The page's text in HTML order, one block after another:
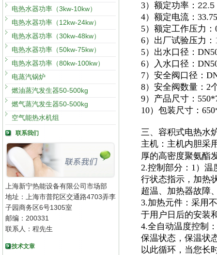
电热水器功率（3kw-10kw）
电热水器功率（12kw-24kw）
电热水器功率（30kw-48kw）
电热水器功率（50kw-75kw）
电热水器功率（80kw-100kw）
电蒸汽锅炉
燃油蒸汽发生器50-500kg
燃气蒸汽发生器50-500kg
空气能热水机组
联系我们
上海新宁热能设备有限公司市场部
地址：上海市普陀区交通路4703弄李
子园商务区6号1305室
邮编：200331
联系人：程先生
技术文章
3）额定功率： 22.5
4）额定电流：
5）额定工作压力：
6）出厂试验压力：
5）出水口径：
6）入水口径：
7）安全阀口径：
8）安全阀数量：2
9）产品尺寸：
10）包装尺寸：
三、容积式电热水
主机：主机内胆采
厚的高密度聚氨酯
2.控制部分：1）温
行状态指示，加热
超温、加热器故障
3.加热元件：采用
于用户日后的安装
4.全自动温度控制
保温状态，保温状
以此循环，当您长